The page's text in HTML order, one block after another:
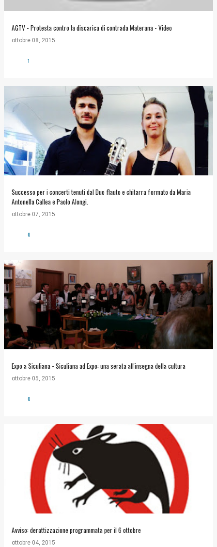
AGTV - Protesta contro la discarica di contrada Materana - Video
ottobre 08, 2015
1
Successo per i concerti tenuti dal Duo flauto e chitarra formato da Maria
Antonella Callea e Paolo Alongi.
ottobre 07, 2015
0
Expo a Siculiana - Siculiana ad Expo: una serata all'insegna della cultura
ottobre 05, 2015
0
Avviso: derattizzazione programmata per il 6 ottobre
ottobre 04, 2015